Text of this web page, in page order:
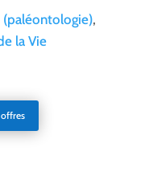
(paléontologie),
la Vie